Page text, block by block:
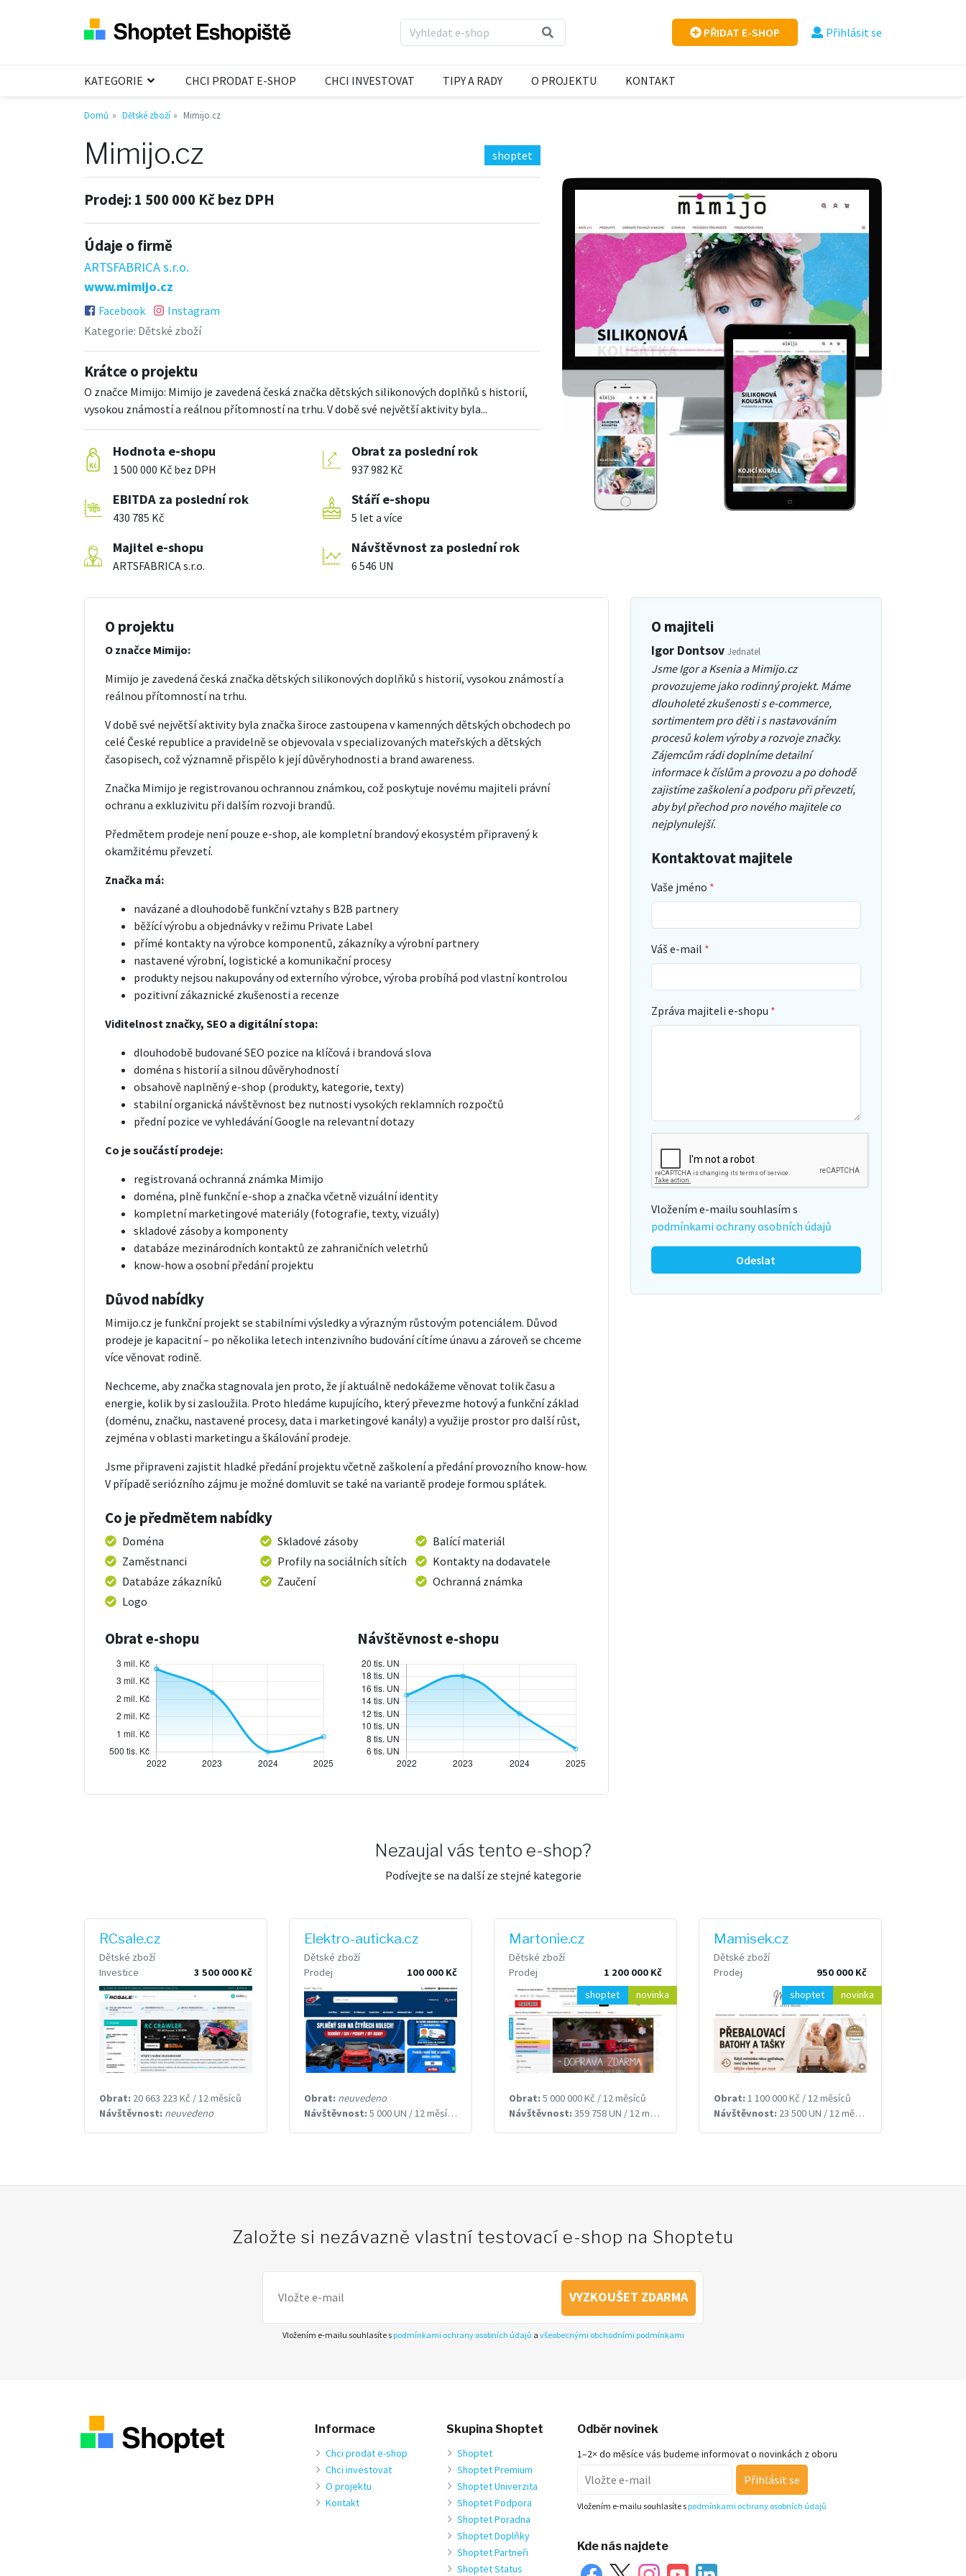
PŘIDAT E-SHOP Přihlásit se
KATEGORIE CHCI PRODAT E-SHOP CHCI INVESTOVAT TIPY A RADY O PROJEKTU KONTAKT
Domů Dětské zboží Mimijo.cz
Mimijo.cz shoptet
Prodej: 1 500 000 Kč bez DPH
Údaje o firmě
ARTSFABRICA s.r.o.
www.mimijo.cz
Facebook
Instagram
Kategorie: Dětské zboží
Krátce o projektu
O značce Mimijo: Mimijo je zavedená česká značka dětských silikonových doplňků s historií,
vysokou známostí a reálnou přítomností na trhu. V době své největší aktivity byla...
Hodnota e-shopu
1 500 000 Kč bez DPH
Obrat za poslední rok
937 982 Kč
EBITDA za poslední rok
430 785 Kč
Stáří e-shopu
5 let a více
Majitel e-shopu
ARTSFABRICA s.r.o.
Návštěvnost za poslední rok
6 546 UN
O projektu
O značce Mimijo:
Mimijo je zavedená česká značka dětských silikonových doplňků s historií, vysokou známostí a
reálnou přítomností na trhu.
V době své největší aktivity byla značka široce zastoupena v kamenných dětských obchodech po
celé České republice a pravidelně se objevovala v specializovaných mateřských a dětských
časopisech, což významně přispělo k její důvěryhodnosti a brand awareness.
Značka Mimijo je registrovanou ochrannou známkou, což poskytuje novému majiteli právní
ochranu a exkluzivitu při dalším rozvoji brandů.
Předmětem prodeje není pouze e-shop, ale kompletní brandový ekosystém připravený k
okamžitému převzetí.
Značka má:
navázané a dlouhodobě funkční vztahy s B2B partnery
běžící výrobu a objednávky v režimu Private Label
přímé kontakty na výrobce komponentů, zákazníky a výrobní partnery
nastavené výrobní, logistické a komunikační procesy
produkty nejsou nakupovány od externího výrobce, výroba probíhá pod vlastní kontrolou
pozitivní zákaznické zkušenosti a recenze
Viditelnost značky, SEO a digitální stopa:
dlouhodobě budované SEO pozice na klíčová i brandová slova
doména s historií a silnou důvěryhodností
obsahově naplněný e-shop (produkty, kategorie, texty)
stabilní organická návštěvnost bez nutnosti vysokých reklamních rozpočtů
přední pozice ve vyhledávání Google na relevantní dotazy
Co je součástí prodeje:
registrovaná ochranná známka Mimijo
doména, plně funkční e-shop a značka včetně vizuální identity
kompletní marketingové materiály (fotografie, texty, vizuály)
skladové zásoby a komponenty
databáze mezinárodních kontaktů ze zahraničních veletrhů
know-how a osobní předání projektu
Důvod nabídky
Mimijo.cz je funkční projekt se stabilními výsledky a výrazným růstovým potenciálem. Důvod
prodeje je kapacitní – po několika letech intenzivního budování cítíme únavu a zároveň se chceme
více věnovat rodině.
Nechceme, aby značka stagnovala jen proto, že jí aktuálně nedokážeme věnovat tolik času a
energie, kolik by si zasloužila. Proto hledáme kupujícího, který převezme hotový a funkční základ
(doménu, značku, nastavené procesy, data i marketingové kanály) a využije prostor pro další růst,
zejména v oblasti marketingu a škálování prodeje.
Jsme připraveni zajistit hladké předání projektu včetně zaškolení a předání provozního know-how.
V případě seriózního zájmu je možné domluvit se také na variantě prodeje formou splátek.
Co je předmětem nabídky
Doména Skladové zásoby
Balící materiál
Zaměstnanci
Profily na sociálních sítích
Kontakty na dodavatele
Databáze zákazníků
Zaučení
Ochranná známka
Logo
Obrat e-shopu Návštěvnost e-shopu
O majiteli
Igor Dontsov Jednatel
Jsme Igor a Ksenia a Mimijo.cz
provozujeme jako rodinný projekt. Máme
dlouholeté zkušenosti s e-commerce,
sortimentem pro děti i s nastavováním
procesů kolem výroby a rozvoje značky.
Zájemcům rádi doplníme detailní
informace k číslům a provozu a po dohodě
zajistíme zaškolení a podporu při převzetí,
aby byl přechod pro nového majitele co
nejplynulejší.
Kontaktovat majitele
Vaše jméno
Váš e-mail
Zpráva majiteli e-shopu
Vložením e-mailu souhlasím s
podmínkami ochrany osobních údajů
Odeslat
Nezaujal vás tento e-shop?
Podívejte se na další ze stejné kategorie
RCsale.cz
Dětské zboží
Investice
3 500 000 Kč
Obrat: 20 663 223 Kč / 12 měsíců
Návštěvnost: neuvedeno
Elektro-auticka.cz
Dětské zboží
Prodej
100 000 Kč
Obrat: neuvedeno
Návštěvnost: 5 000 UN / 12 měsíců
Martonie.cz
Dětské zboží
Prodej
1 200 000 Kč
shoptet
novinka
Obrat: 5 000 000 Kč / 12 měsíců
Návštěvnost: 359 758 UN / 12 měsíců
Mamisek.cz
Dětské zboží
Prodej
950 000 Kč
shoptet
novinka
Obrat: 1 100 000 Kč / 12 měsíců
Návštěvnost: 23 500 UN / 12 měsíců
Založte si nezávazně vlastní testovací e-shop na Shoptetu
VYZKOUŠET ZDARMA
Vložením e-mailu souhlasíte s podmínkami ochrany osobních údajů a všeobecnými obchodními podmínkami
Informace
Chci prodat e-shop
Chci investovat
O projektu
Kontakt
Skupina Shoptet
Shoptet
Shoptet Premium
Shoptet Univerzita
Shoptet Podpora
Shoptet Poradna
Shoptet Doplňky
Shoptet Partneři
Shoptet Status
Odběr novinek
1–2× do měsíce vás budeme informovat o novinkách z oboru
Přihlásit se
Vložením e-mailu souhlasíte s podmínkami ochrany osobních údajů
Kde nás najdete